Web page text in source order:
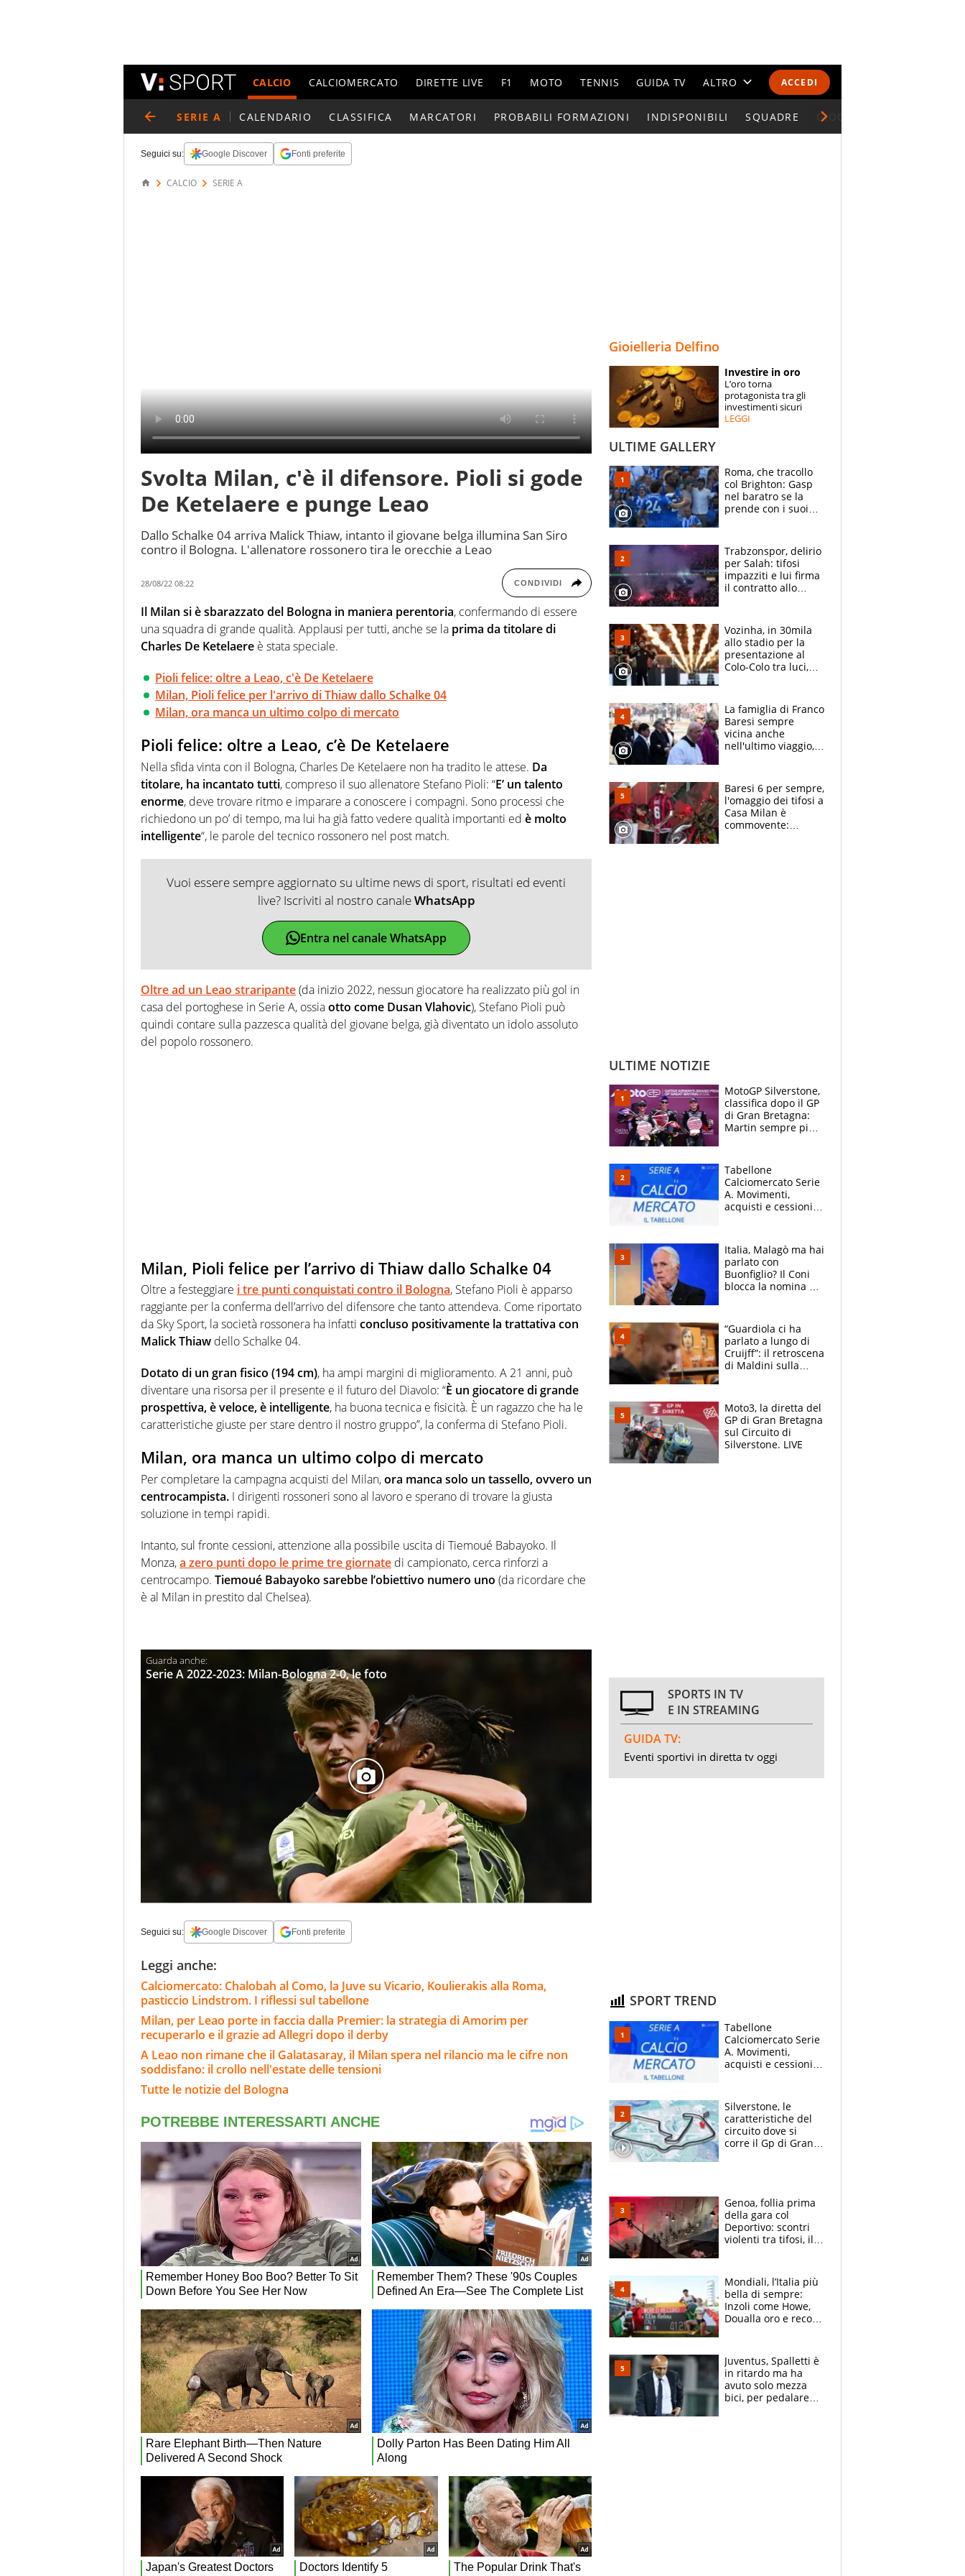
ACCEDI
CALCIO CALCIOMERCATO DIRETTE LIVE F1 MOTO TENNIS GUIDA TV ALTRO
CALENDARI E CLASSIFICHE
ESPERTI
CONTATTI
SERIE A CALENDARIO CLASSIFICA MARCATORI PROBABILI FORMAZIONI INDISPONIBILI SQUADRE GIOCATORI SERIE A
Seguici su: Google Discover Fonti preferite
CALCIO SERIE A
Svolta Milan, c'è il difensore. Pioli si gode
De Ketelaere e punge Leao
Dallo Schalke 04 arriva Malick Thiaw, intanto il giovane belga illumina San Siro
contro il Bologna. L'allenatore rossonero tira le orecchie a Leao
28/08/22 08:22 CONDIVIDI
Il Milan si è sbarazzato del Bologna in maniera perentoria, confermando di essere
una squadra di grande qualità. Applausi per tutti, anche se la prima da titolare di
Charles De Ketelaere è stata speciale.
Pioli felice: oltre a Leao, c'è De Ketelaere
Milan, Pioli felice per l'arrivo di Thiaw dallo Schalke 04
Milan, ora manca un ultimo colpo di mercato
Pioli felice: oltre a Leao, c’è De Ketelaere
Nella sfida vinta con il Bologna, Charles De Ketelaere non ha tradito le attese. Da
titolare, ha incantato tutti, compreso il suo allenatore Stefano Pioli: “E’ un talento
enorme, deve trovare ritmo e imparare a conoscere i compagni. Sono processi che
richiedono un po’ di tempo, ma lui ha già fatto vedere qualità importanti ed è molto
intelligente“, le parole del tecnico rossonero nel post match.
Vuoi essere sempre aggiornato su ultime news di sport, risultati ed eventi
live? Iscriviti al nostro canaleWhatsApp
Entra nel canale WhatsApp
Oltre ad un Leao straripante(da inizio 2022, nessun giocatore ha realizzato più gol in
casa del portoghese in Serie A, ossiaotto come Dusan Vlahovic), Stefano Pioli può
quindi contare sulla pazzesca qualità del giovane belga, già diventato un idolo assoluto
del popolo rossonero.
Milan, Pioli felice per l’arrivo di Thiaw dallo Schalke 04
Oltre a festeggiare i tre punti conquistati contro il Bologna, Stefano Pioli è apparso
raggiante per la conferma dell’arrivo del difensore che tanto attendeva. Come riportato
da Sky Sport, la società rossonera ha infatti concluso positivamente la trattativa con
Malick Thiaw dello Schalke 04.
Dotato di un gran fisico (194 cm), ha ampi margini di miglioramento. A 21 anni, può
diventare una risorsa per il presente e il futuro del Diavolo: “È un giocatore di grande
prospettiva, è veloce, è intelligente, ha buona tecnica e fisicità. È un ragazzo che ha le
caratteristiche giuste per stare dentro il nostro gruppo”, la conferma di Stefano Pioli.
Milan, ora manca un ultimo colpo di mercato
Per completare la campagna acquisti del Milan,ora manca solo un tassello, ovvero un
centrocampista. I dirigenti rossoneri sono al lavoro e sperano di trovare la giusta
soluzione in tempi rapidi.
Intanto, sul fronte cessioni, attenzione alla possibile uscita di Tiemoué Babayoko. Il
Monza,a zero punti dopo le prime tre giornate di campionato, cerca rinforzi a
centrocampo. Tiemoué Babayoko sarebbe l’obiettivo numero uno (da ricordare che
è al Milan in prestito dal Chelsea).
Serie A 2022-2023: Milan-Bologna 2-0, le foto
Seguici su: Google Discover Fonti preferite
Leggi anche:
Calciomercato: Chalobah al Como, la Juve su Vicario, Koulierakis alla Roma,
pasticcio Lindstrom. I riflessi sul tabellone
Milan, per Leao porte in faccia dalla Premier: la strategia di Amorim per
recuperarlo e il grazie ad Allegri dopo il derby
A Leao non rimane che il Galatasaray, il Milan spera nel rilancio ma le cifre non
soddisfano: il crollo nell'estate delle tensioni
Tutte le notizie del Bologna
Gioielleria Delfino
Investire in oro
L’oro torna
protagonista tra gli
investimenti sicuri
LEGGI
ULTIME GALLERY
Roma, che tracollo
col Brighton: Gasp
nel baratro se la
prende con i suoi
Trabzonspor, delirio
per Salah: tifosi
impazziti e lui firma
il contratto allo
Vozinha, in 30mila
allo stadio per la
presentazione al
Colo-Colo tra luci,
La famiglia di Franco
Baresi sempre
vicina anche
nell'ultimo viaggio,
circondati
dall'affetto dei tifosi
Baresi 6 per sempre,
l'omaggio dei tifosi a
Casa Milan è
commovente:
ULTIME NOTIZIE
MotoGP Silverstone,
classifica dopo il GP
di Gran Bretagna:
Martin sempre più
Tabellone
Calciomercato Serie
A. Movimenti,
acquisti e cessioni:
Italia, Malagò ma hai
parlato con
Buonfiglio? Il Coni
blocca la nomina di
“Guardiola ci ha
parlato a lungo di
Cruijff”: il retroscena
di Maldini sulla
Moto3, la diretta del
GP di Gran Bretagna
sul Circuito di
Silverstone. LIVE
SPORTS IN TV
E IN STREAMING
GUIDA TV:
Eventi sportivi in diretta tv oggi
SPORT TREND
Tabellone
Calciomercato Serie
A. Movimenti,
acquisti e cessioni:
Silverstone, le
caratteristiche del
circuito dove si
corre il Gp di Gran
Genoa, follia prima
della gara col
Deportivo: scontri
violenti tra tifosi, il
Mondiali, l’Italia più
bella di sempre:
Inzoli come Howe,
Doualla oro e record
Juventus, Spalletti è
in ritardo ma ha
avuto solo mezza
bici, per pedalare